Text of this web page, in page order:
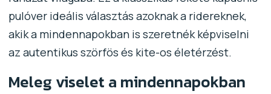
pulóver ideális választás azoknak a ridereknek,
akik a mindennapokban is szeretnék képviselni
az autentikus szörfös és kite-os életérzést.
Meleg viselet a mindennapokban